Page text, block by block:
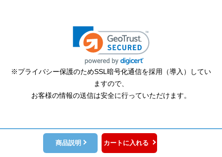
欲しい商品をスムーズに注文できましたか？
ショップからの連絡や対応は適切でしたか？
はい
予定の期日までに商品が届きましたか？
はい
またこのショップを利用したいですか？
商品説明 カートに入れる
※プライバシー保護のためSSL暗号化通信を採用（導入）してい
ますので、
お客様の情報の送信は安全に行っていただけます。